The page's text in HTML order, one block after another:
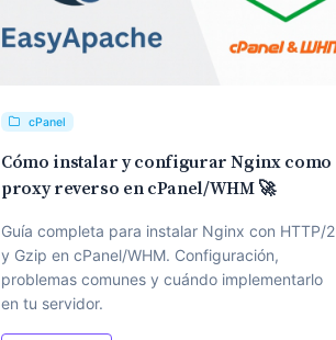
cPanel
Cómo instalar y configurar Nginx como
proxy reverso en cPanel/WHM 🚀
Guía completa para instalar Nginx con HTTP/2
y Gzip en cPanel/WHM. Configuración,
problemas comunes y cuándo implementarlo
en tu servidor.